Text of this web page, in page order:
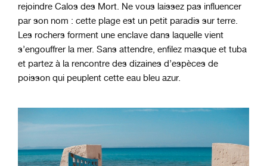
rejoindre Calos des Mort. Ne vous laissez pas influencer
par son nom : cette plage est un petit paradis sur terre.
Les rochers forment une enclave dans laquelle vient
s’engouffrer la mer. Sans attendre, enfilez masque et tuba
et partez à la rencontre des dizaines d’espèces de
poisson qui peuplent cette eau bleu azur.